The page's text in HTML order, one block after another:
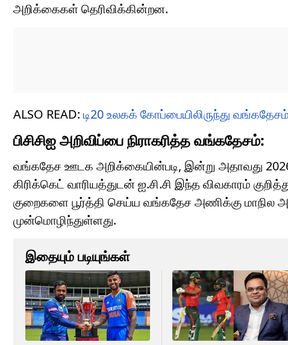
அறிக்கைகள் தெரிவிக்கின்றன.
ALSO READ: டி20 உலகக் கோப்பையிலிருந்து
பிசிசிஐ அறிவிப்பை நிராகரித்த வங்கதேசம்:
வங்கதேச ஊடக அறிக்கையின்படி, இன்று அதாவது
கிரிக்கெட் வாரியத்துடன் ஐ.சி.சி இந்த விவகாரம்
குறைகளை பூர்த்தி செய்ய வங்கதேச அணிக்கு மாநில
முன்மொழிந்துள்ளது.
இதையும் படியுங்கள்